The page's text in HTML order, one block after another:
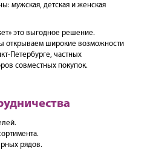
мужская, детская и женская
это выгодное решение.
открываем широкие возможности
Петербурге, частных
совместных покупок.
рядов.